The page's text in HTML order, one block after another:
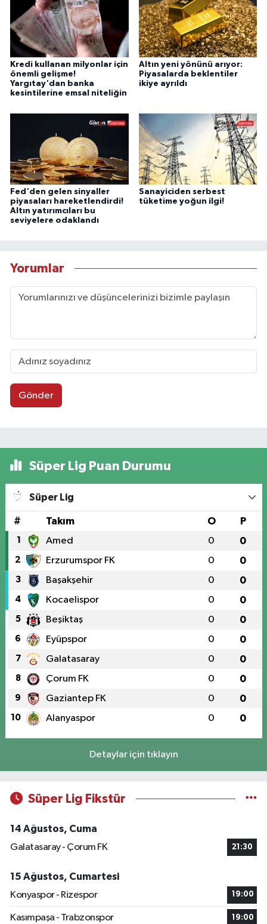
Kredi kullanan milyonlar için
önemli gelişme!
Yargıtay'dan banka
kesintilerine emsal niteliğin
Altın yeni yönünü arıyor:
Piyasalarda beklentiler
ikiye ayrıldı
Fed'den gelen sinyaller
piyasaları hareketlendirdi!
Altın yatırımcıları bu
seviyelere odaklandı
Sanayiciden serbest
tüketime yoğun ilgi!
Yorumlar
Gönder
Süper Lig Puan Durumu
Süper Lig
# Takım O P
1 Amed 0 0
2 Erzurumspor FK 0 0
3 Başakşehir 0 0
4 Kocaelispor 0 0
5 Beşiktaş 0 0
6 Eyüpspor 0 0
7 Galatasaray 0 0
8 Çorum FK 0 0
9 Gaziantep FK 0 0
10 Alanyaspor 0 0
Detaylar için tıklayın
Süper Lig Fikstür
14 Ağustos, Cuma
Galatasaray - Çorum FK
21:30
15 Ağustos, Cumartesi
Konyaspor - Rizespor
19:00
Kasımpaşa - Trabzonspor 19:00